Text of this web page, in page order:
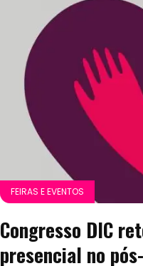
FEIRAS E EVENTOS
Congresso DIC
presencial no